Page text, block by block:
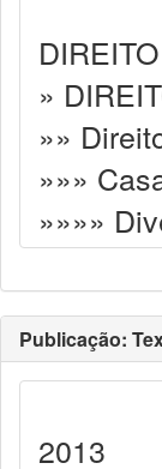
»
»»
»»»
»»»»
Publicação:
2013